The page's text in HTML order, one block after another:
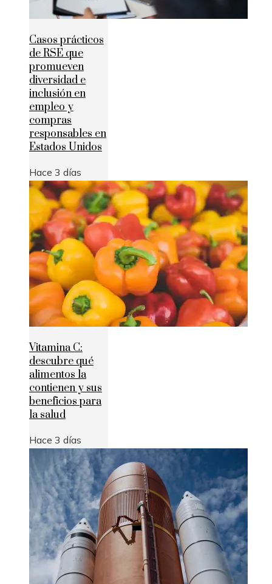
Casos prácticos
de RSE que
promueven
diversidad e
inclusión en
empleo y
compras
responsables en
Estados Unidos
Hace 3 días
Vitamina C:
descubre qué
alimentos la
contienen y sus
beneficios para
la salud
Hace 3 días